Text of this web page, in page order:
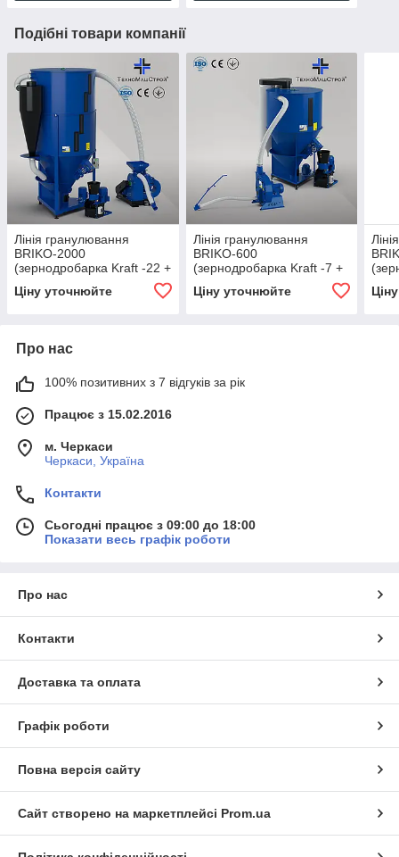
Подібні товари компанії
Лінія гранулювання
BRIKO-2000
(зернодробарка Kraft -22 +
кормозмішувач КС-2000 +
гранулятор ОГП - 260)
Ціну уточнюйте
Лінія гранулювання
BRIKO-600
(зернодробарка Kraft -7 +
кормозмішувач КС-600 +
гранулятор ОГП - 260)
Ціну уточнюйте
Про нас
100% позитивних з 7 відгуків за рік
Працює з 15.02.2016
м. Черкаси
Черкаси, Україна
Контакти
Сьогодні працює з 09:00 до 18:00
Показати весь графік роботи
Про нас
Контакти
Доставка та оплата
Графік роботи
Повна версія сайту
Сайт створено на маркетплейсі Prom.ua